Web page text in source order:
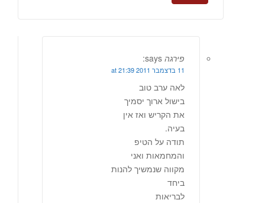
פירגה says:
11 בדצמבר 2011 at 21:39
לאה ערב טוב
בישול ארוך יסמיך
את הקריש ואז אין
בעיה.
תודה על הטיפ
והמחמאות ואני
מקווה שנמשיך להנות
ביחד
לבריאות